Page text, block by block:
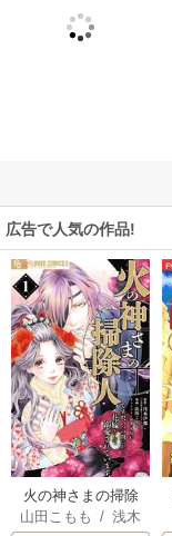
広告で人気の作品!
火の神さまの掃除
人ですが、いつの
山田こもも /浅木